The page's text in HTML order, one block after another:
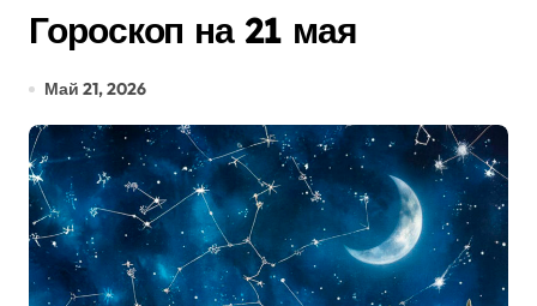
Гороскоп на 21 мая
Май 21, 2026